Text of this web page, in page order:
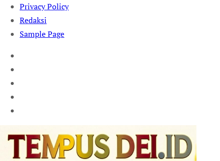
Privacy Policy
Redaksi
Sample Page